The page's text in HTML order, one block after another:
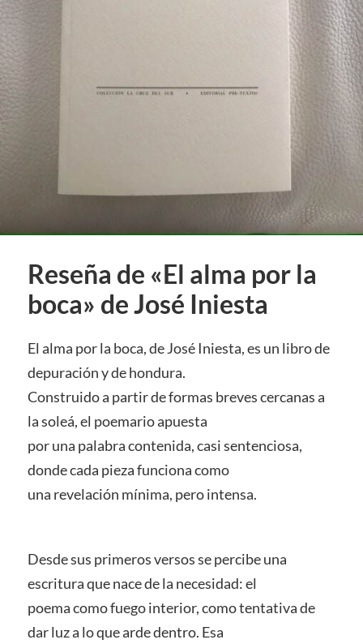
Reseña de «El alma por la
boca» de José Iniesta
El alma por la boca, de José Iniesta, es un libro de
depuración y de hondura.
Construido a partir de formas breves cercanas a
la soleá, el poemario apuesta
por una palabra contenida, casi sentenciosa,
donde cada pieza funciona como
una revelación mínima, pero intensa.
Desde sus primeros versos se percibe una
escritura que nace de la necesidad: el
poema como fuego interior, como tentativa de
dar luz a lo que arde dentro. Esa